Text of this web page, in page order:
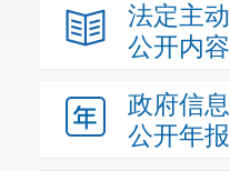
法定主动
公开内容
政府信息
公开年报